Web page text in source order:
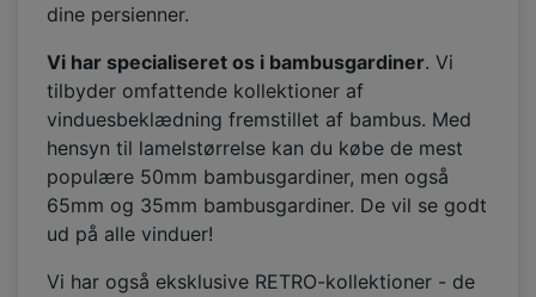
dine persienner.
Vi har specialiseret os i bambusgardiner. Vi
tilbyder omfattende kollektioner af
vinduesbeklædning fremstillet af bambus. Med
hensyn til lamelstørrelse kan du købe de mest
populære 50mm bambusgardiner, men også
65mm og 35mm bambusgardiner. De vil se godt
ud på alle vinduer!
Vi har også eksklusive RETRO-kollektioner - de